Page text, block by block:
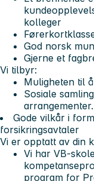
kolleger
God norsk
Gjerne et
Vi tilbyr:
Muligheten til
Sosiale
arrangementer.
Gode vilkår i
forsikringsavtaler
Vi er opptatt av din
Vi har VB-
program for